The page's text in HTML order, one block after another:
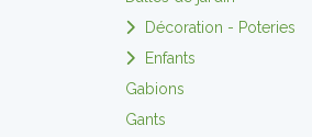
Décoration - Poteries
Enfants
Gabions
Gants